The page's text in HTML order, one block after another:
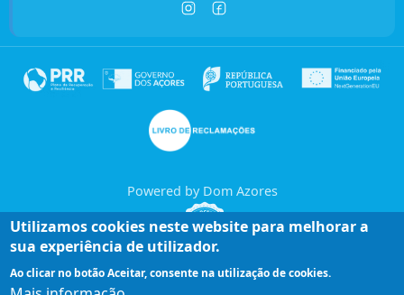
Powered by Dom Azores
Utilizamos cookies neste website para melhorar a
sua experiência de utilizador.
Ao clicar no botão Aceitar, consente na utilização de cookies.